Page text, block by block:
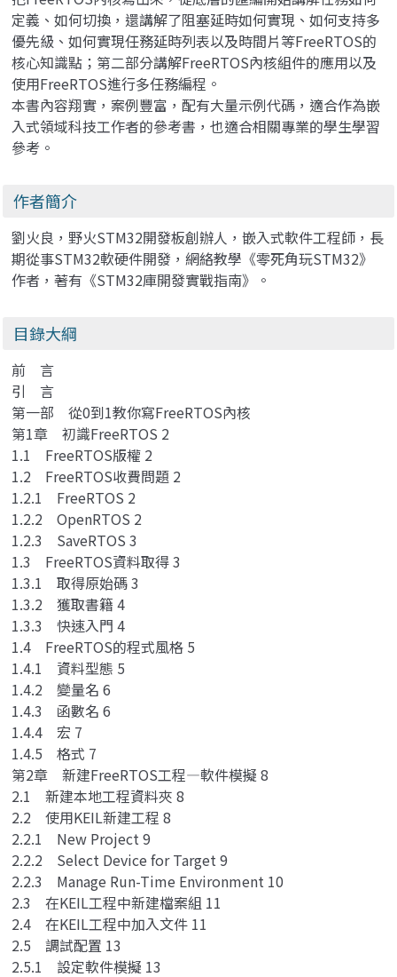
定義、如何切換，還講解了阻塞延時如何實現、如何支持多
優先級、如何實現任務延時列表以及時間片等FreeRTOS的
核心知識點；第二部分講解FreeRTOS內核組件的應用以及
使用FreeRTOS進行多任務編程。
本書內容翔實，案例豐富，配有大量示例代碼，適合作為嵌
入式領域科技工作者的參考書，也適合相關專業的學生學習
參考。
作者簡介
劉火良，野火STM32開發板創辦人，嵌入式軟件工程師，長
期從事STM32軟硬件開發，網絡教學《零死角玩STM32》
作者，著有《STM32庫開發實戰指南》。
目錄大綱
前 言
引 言
第一部 從0到1教你寫FreeRTOS內核
第1章 初識FreeRTOS 2
1.1 FreeRTOS版權 2
1.2 FreeRTOS收費問題 2
1.2.1 FreeRTOS 2
1.2.2 OpenRTOS 2
1.2.3 SaveRTOS 3
1.3 FreeRTOS資料取得 3
1.3.1 取得原始碼 3
1.3.2 獲取書籍 4
1.3.3 快速入門 4
1.4 FreeRTOS的程式風格 5
1.4.1 資料型態 5
1.4.2 變量名 6
1.4.3 函數名 6
1.4.4 宏 7
1.4.5 格式 7
第2章 新建FreeRTOS工程—軟件模擬 8
2.1 新建本地工程資料夾 8
2.2 使用KEIL新建工程 8
2.2.1 New Project 9
2.2.2 Select Device for Target 9
2.2.3 Manage Run-Time Environment 10
2.3 在KEIL工程中新建檔案組 11
2.4 在KEIL工程中加入文件 11
2.5 調試配置 13
2.5.1 設定軟件模擬 13